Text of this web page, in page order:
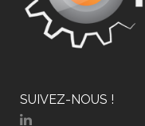
SUIVEZ-NOUS !